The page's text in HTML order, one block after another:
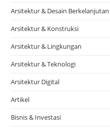
Arsitektur & Desain Berkelanjutan
Arsitektur & Konstruksi
Arsitektur & Lingkungan
Arsitektur & Teknologi
Arsitektur Digital
Artikel
Bisnis & Investasi